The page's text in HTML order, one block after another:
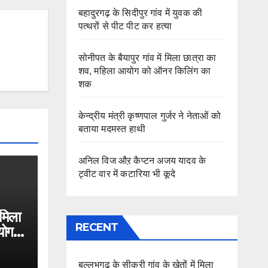
बहादुरगढ़ के सिदीपुर गांव में युवक की
पत्थरों से पीट पीट कर हत्या
सोनीपत के बैयापुर गांव में मिला छात्रा का
शव, महिला आयोग को ऑनर किलिंग का
शक
केन्द्रीय मंत्री कृष्णपाल गुर्जर ने नेताओं को
बताया मदमस्त हाथी
अनिल विज औऱ कैप्टन अजय यादव के
ट्वीट वार में कटारिया भी कूदे
RECENT
बल्लभगढ़ के सीकरी गांव के खेतों में मिला